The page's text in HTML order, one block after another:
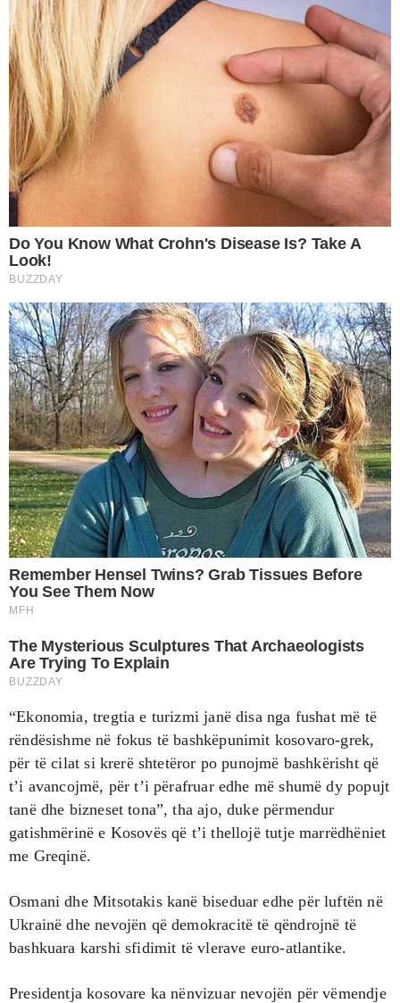
“Ekonomia, tregtia e turizmi janë disa nga fushat më të
rëndësishme në fokus të bashkëpunimit kosovaro-grek,
për të cilat si krerë shtetëror po punojmë bashkërisht që
t’i avancojmë, për t’i përafruar edhe më shumë dy popujt
tanë dhe bizneset tona”, tha ajo, duke përmendur
gatishmërinë e Kosovës që t’i thellojë tutje marrëdhëniet
me Greqinë.
Osmani dhe Mitsotakis kanë biseduar edhe për luftën në
Ukrainë dhe nevojën që demokracitë të qëndrojnë të
bashkuara karshi sfidimit të vlerave euro-atlantike.
Presidentja kosovare ka nënvizuar nevojën për vëmendje